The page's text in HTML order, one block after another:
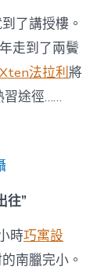
了講授樓。
走到了兩鬢
Xten法拉利將
習途徑……
往”
時巧寓設
南臘完小。